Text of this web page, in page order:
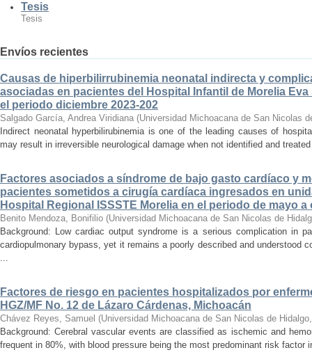
Tesis
Tesis
Envíos recientes
Causas de hiperbilirrubinemia neonatal indirecta y
asociadas en pacientes del Hospital Infantil de Morelia
el periodo diciembre 2023-202
Salgado García, Andrea Viridiana (Universidad Michoacana de San Nicolas
Indirect neonatal hyperbilirubinemia is one of the leading causes of
may result in irreversible neurological damage when not identified and
Factores asociados a síndrome de bajo gasto cardíaco y
pacientes sometidos a cirugía cardíaca ingresados en
Hospital Regional ISSSTE Morelia en el periodo de mayo a
Benito Mendoza, Bonifilio (Universidad Michoacana de San Nicolas de
Background: Low cardiac output syndrome is a serious complication in
cardiopulmonary bypass, yet it remains a poorly described and understood
...
Factores de riesgo en pacientes hospitalizados por
HGZ/MF No. 12 de Lázaro Cárdenas, Michoacán
Chávez Reyes, Samuel (Universidad Michoacana de San Nicolas de Hidalgo
Background: Cerebral vascular events are classified as ischemic and
frequent in 80%, with blood pressure being the most predominant risk factor